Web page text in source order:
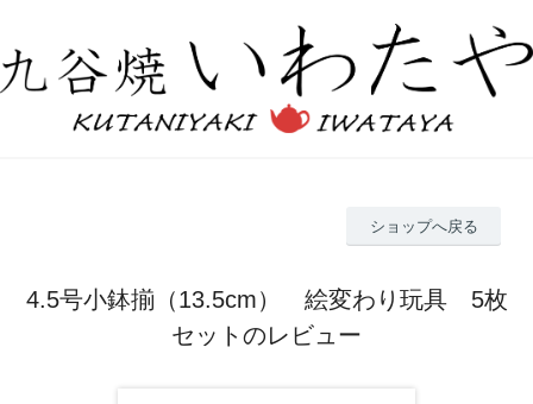
ショップへ戻る
4.5号小鉢揃（13.5cm） 絵変わり玩具 5枚
セットのレビュー